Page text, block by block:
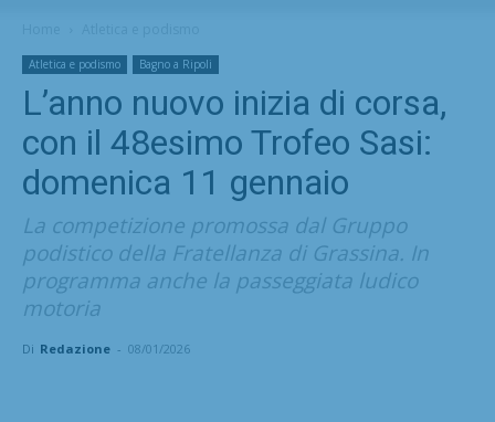
Atletica e podismo Bagno a Ripoli
L’anno nuovo inizia di corsa,
con il 48esimo Trofeo Sasi:
domenica 11 gennaio
La competizione promossa dal Gruppo
podistico della Fratellanza di Grassina. In
programma anche la passeggiata ludico
motoria
Di Redazione - 08/01/2026